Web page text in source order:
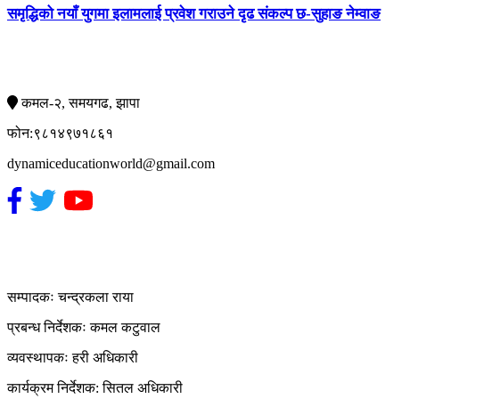
समृद्धिको नयाँ युगमा इलामलाई प्रवेश गराउने दृढ संकल्प छ-सुहाङ नेम्वाङ
कमल-२, समयगढ, झापा
फोन:९८१४९७१८६१
dynamiceducationworld@gmail.com
सम्पादकः चन्द्रकला राया
प्रबन्ध निर्देशकः कमल कटुवाल
व्यवस्थापकः हरी अधिकारी
कार्यक्रम निर्देशक: सितल अधिकारी